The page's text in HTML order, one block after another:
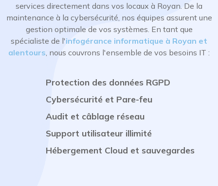
services directement dans vos locaux à Royan. De la
maintenance à la cybersécurité, nos équipes assurent une
gestion optimale de vos systèmes. En tant que
spécialiste de l'infogérance informatique à Royan et
alentours, nous couvrons l'ensemble de vos besoins IT :
Protection des données RGPD
Cybersécurité et Pare-feu
Audit et câblage réseau
Support utilisateur illimité
Hébergement Cloud et sauvegardes